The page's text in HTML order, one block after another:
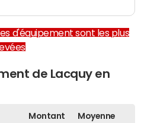
d'équipement sont les plus
de Lacquy en
Montant
Moyenne